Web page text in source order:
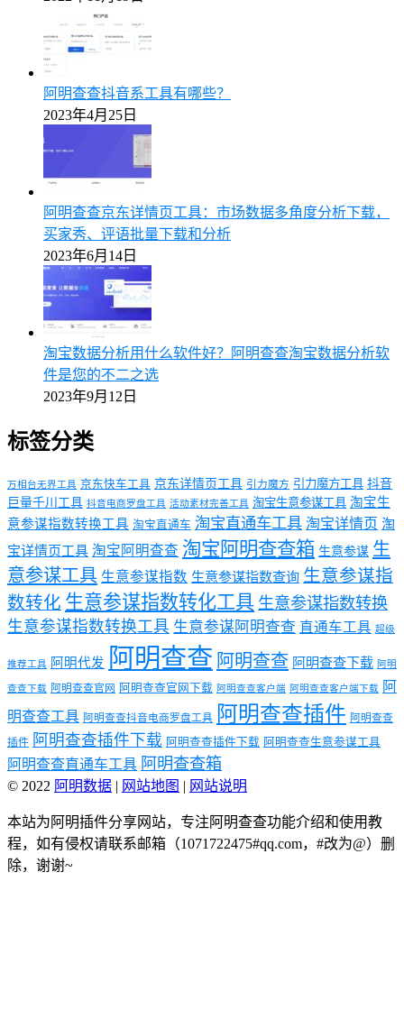
阿明查查抖音系工具有哪些？
2023年4月25日
阿明查查京东详情页工具：市场数据多角度分析下载，
买家秀、评语批量下载和分析
2023年6月14日
淘宝数据分析用什么软件好？阿明查查淘宝数据分析软
件是您的不二之选
2023年9月12日
标签分类
万相台无界工具 京东快车工具 京东详情页工具 引力魔方 引力魔方工具 抖音
巨量千川工具 抖音电商罗盘工具 活动素材完善工具 淘宝生意参谋工具 淘宝生
意参谋指数转换工具 淘宝直通车 淘宝直通车工具 淘宝详情页 淘
宝详情页工具 淘宝阿明查查 淘宝阿明查查箱 生意参谋 生
意参谋工具 生意参谋指数 生意参谋指数查询 生意参谋指
数转化 生意参谋指数转化工具 生意参谋指数转换
生意参谋指数转换工具 生意参谋阿明查查 直通车工具 超级
推荐工具 阿明代发 阿明查查 阿明查查 阿明查查下载 阿明
查查下载 阿明查查官网 阿明查查官网下载 阿明查查客户端 阿明查查客户端下载
阿
明查查工具 阿明查查抖音电商罗盘工具 阿明查查插件 阿明查查
插件 阿明查查插件下载 阿明查查插件下载 阿明查查生意参谋工具
阿明查查直通车工具 阿明查查箱
© 2022 阿明数据 | 网站地图 | 网站说明
本站为阿明插件分享网站，专注阿明查查功能介绍和使用教
程，如有侵权请联系邮箱（1071722475#qq.com，#改为@）删
除，谢谢~